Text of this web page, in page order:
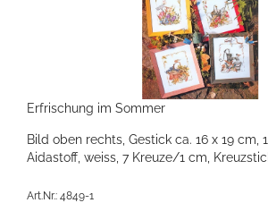
Erfrischung im Sommer
Bild oben rechts, Gestick ca. 16 x 19 cm,
Aidastoff, weiss, 7 Kreuze/1 cm,
Art.Nr.: 4849-1